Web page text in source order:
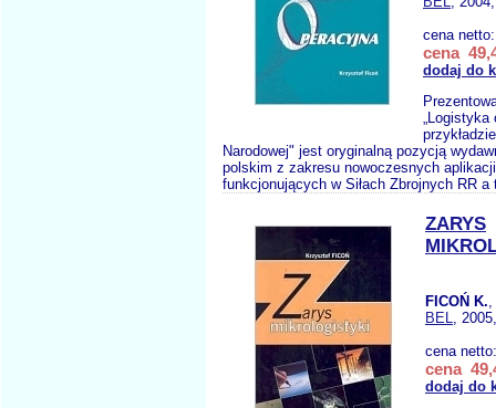
cena
cena
dodaj do
„Logistyka
Narodowej" jest oryginalną pozycją
polskim z zakresu nowoczesnych
funkcjonujących w Siłach Zbrojnych RR
ZARYS
FICOŃ K.,
BEL,
cena
cena
dodaj do